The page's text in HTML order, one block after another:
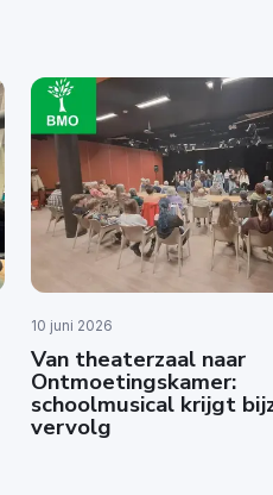
10 juni 2026
Van theaterzaal naar
Ontmoetingskamer:
schoolmusical krijgt
vervolg